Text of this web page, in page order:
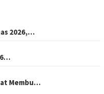
2026,…
Membu…